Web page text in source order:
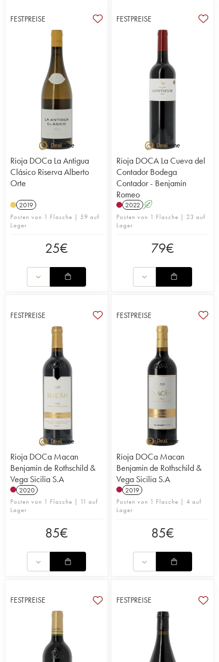
FESTPREISE
Rioja DOCa La Antigua
Clásico Riserva Alberto
Orte
2019
Posten von 1 Flasche | 59 auf
Lager
25€
FESTPREISE
Rioja DOCA La Cueva del
Contador Bodega
Contador - Benjamin
Romeo
2022 A
Posten von 1 Flasche | 23 auf
Lager
79€
FESTPREISE
Rioja DOCa Macan
Benjamin de Rothschild &
Vega Sicilia S.A
2020
Posten von 1 Flasche | 11 auf
Lager
85€
FESTPREISE
Rioja DOCa Macan
Benjamin de Rothschild &
Vega Sicilia S.A
2019
Posten von 1 Flasche | 4 auf
Lager
85€
FESTPREISE FESTPREISE